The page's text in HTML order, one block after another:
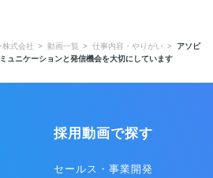
株式会社 動画一覧 仕事内容・やりがい
アソビ
ュニケーションと発信機会を大切にしています
採用動画で探す
セールス・事業開発